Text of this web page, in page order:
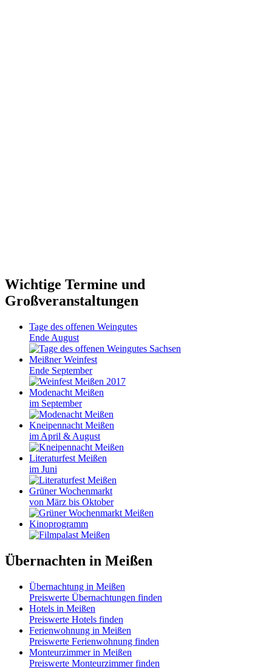
Wichtige Termine und
Großveranstaltungen
Tage des offenen Weingutes
Ende August
Meißner Weinfest
Ende September
Modenacht Meißen
im September
Kneipennacht Meißen
im April & August
Literaturfest Meißen
im Juni
Grüner Wochenmarkt
von März bis Oktober
Kinoprogramm
Übernachten in Meißen
Übernachtung in Meißen
Preiswerte Übernachtungen finden
Hotels in Meißen
Preiswerte Hotels finden
Ferienwohnung in Meißen
Preiswerte Ferienwohnung finden
Monteurzimmer in Meißen
Preiswerte Monteurzimmer finden